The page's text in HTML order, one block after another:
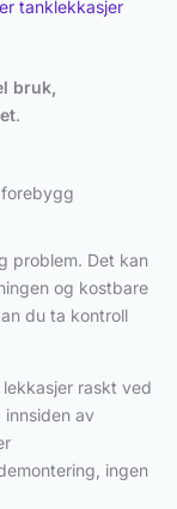
tanklekkasjer
bruk,
.
problem. Det kan
og kostbare
du ta kontroll
raskt ved
av
ingen